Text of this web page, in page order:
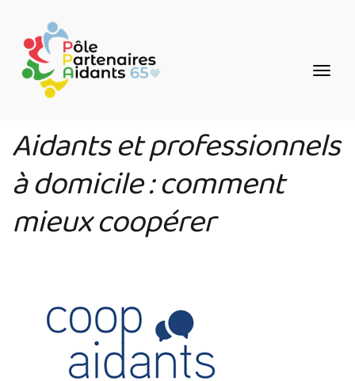
contenu
principal
Aidants et professionnels
à domicile : comment
mieux coopérer